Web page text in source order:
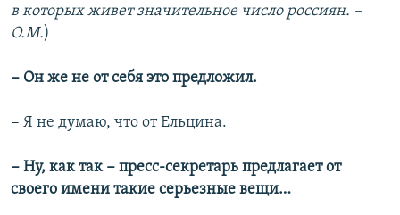
в которых живет значительное число россиян. –
О.М.)
− Он же не от себя это предложил.
− Я не думаю, что от Ельцина.
− Ну, как так − пресс-секретарь предлагает от
своего имени такие серьезные вещи…